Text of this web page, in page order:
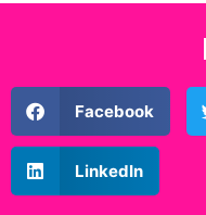
Facebook
LinkedIn